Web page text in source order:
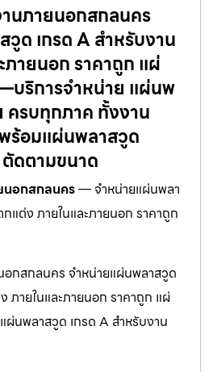
นภายนอกสกลนคร
ด เกรด A สำหรับงาน
ภายนอก ราคาถูก แผ่
ริการจำหน่าย แผ่นพ
ครบทุกภาค ทั้งงาน
ร้อมแผ่นพลาสวูด
ดตามขนาด
นอกสกลนคร— จำหน่ายแผ่นพลา
แต่ง ภายในและภายนอก ราคาถูก
กสกลนคร จำหน่ายแผ่นพลาสวูด
ภายในและภายนอก ราคาถูก แผ่
นพลาสวูด เกรด A สำหรับงาน